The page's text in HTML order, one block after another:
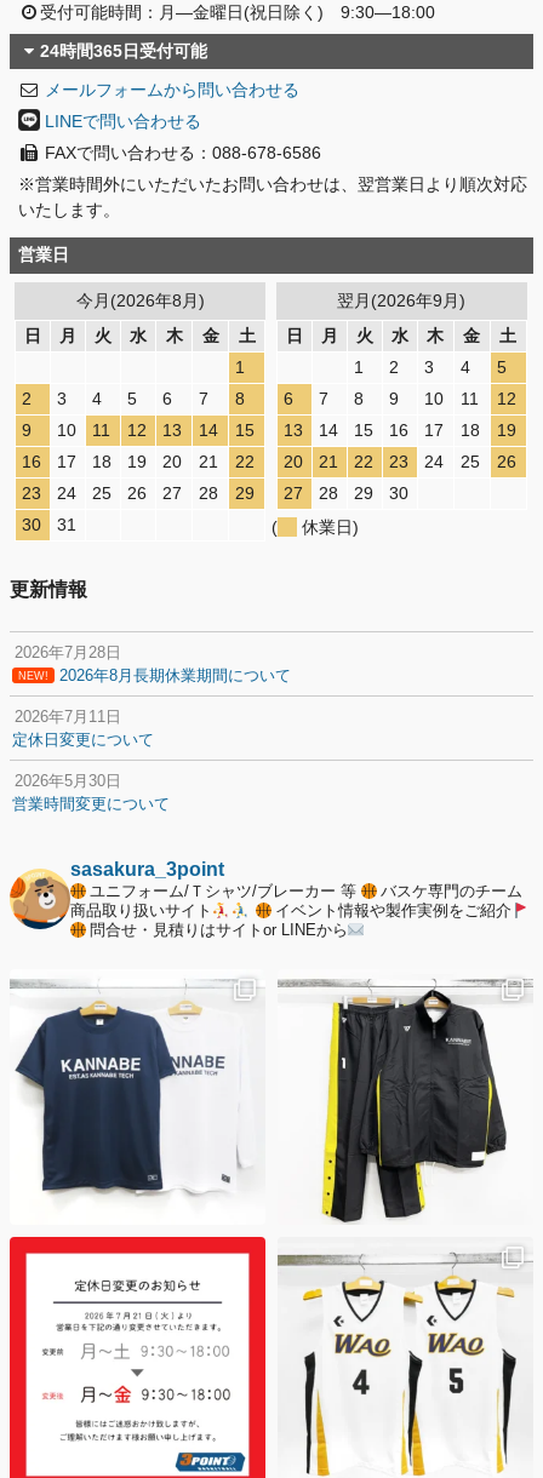
受付可能時間：月―金曜日(祝日除く) 9:30―18:00
24時間365日受付可能
メールフォームから問い合わせる
LINEで問い合わせる
FAXで問い合わせる：088-678-6586
※営業時間外にいただいたお問い合わせは、翌営業日より順次対応
いたします。
営業日
今月(2026年8月)
日
月 火 水 木 金
土
1
2
3 4 5 6 7
8
9
10 11 12 13 14
15
16
17 18 19 20 21
22
23
24 25 26 27 28
29
30
31
翌月(2026年9月)
日
月 火 水 木 金
土
1
2 3 4
5
6
7 8 9 10 11
12
13
14 15 16 17 18
19
20
21 22 23 24 25
26
27
28 29
30
(
休業日)
更新情報
2026年7月28日
NEW! 2026年8月長期休業期間について
2026年7月11日
定休日変更について
2026年5月30日
営業時間変更について
納期遅延について
2025年12月11日
年末年始の休業期間について
sasakura_3point
ユニフォーム/Ｔシャツ/ブレーカー 等
バスケ専門のチーム
商品取り扱いサイト
イベント情報や製作実例をご紹介
問合せ・見積りはサイトor LINEから